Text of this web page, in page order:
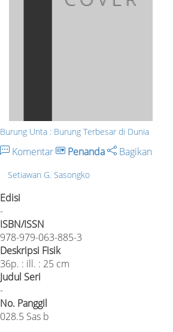
Burung Unta : Burung Terbesar di Dunia
Komentar Penanda Bagikan
Setiawan G. Sasongko
Edisi
-
ISBN/ISSN
978-979-063-885-3
Deskripsi Fisik
36p. : ill. : 25 cm
Judul Seri
-
No. Panggil
028.5 Sas b